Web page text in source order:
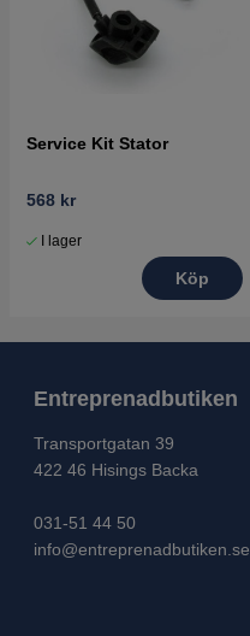
Service Kit Stator
568 kr
I lager
Köp
Entreprenadbutiken
Transportgatan 39
422 46 Hisings Backa
031-51 44 50
info@entreprenadbutiken.se